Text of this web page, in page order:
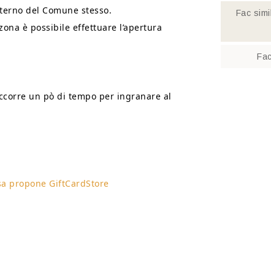
del Comune stesso.
è possibile effettuare l’apertura
un pò di tempo per ingranare al
propone GiftCardStore
Fac